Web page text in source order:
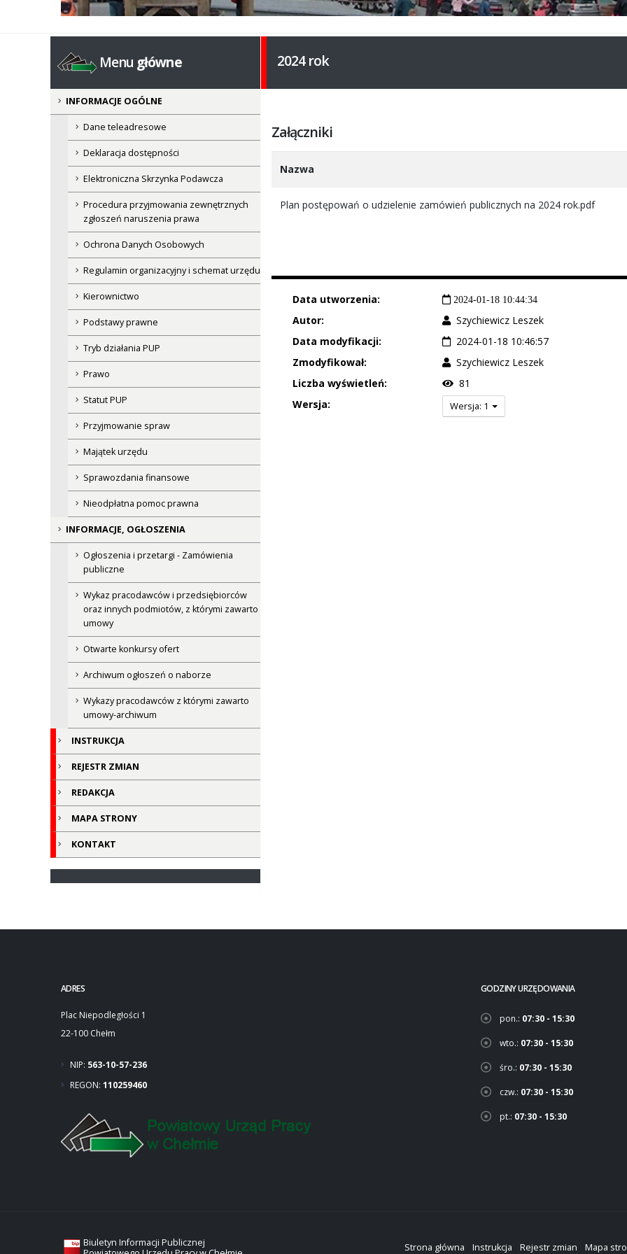
Menu główne
INFORMACJE OGÓLNE
Dane teleadresowe
Deklaracja dostępności
Elektroniczna Skrzynka Podawcza
Procedura przyjmowania zewnętrznych
zgłoszeń naruszenia prawa
Ochrona Danych Osobowych
Regulamin organizacyjny i schemat urzędu
Kierownictwo
Podstawy prawne
Tryb działania PUP
Prawo
Statut PUP
Przyjmowanie spraw
Majątek urzędu
Sprawozdania finansowe
Nieodpłatna pomoc prawna
INFORMACJE, OGŁOSZENIA
Ogłoszenia i przetargi - Zamówienia
publiczne
Wykaz pracodawców i przedsiębiorców
oraz innych podmiotów, z którymi zawarto
umowy
Otwarte konkursy ofert
Archiwum ogłoszeń o naborze
Wykazy pracodawców z którymi zawarto
umowy-archiwum
INSTRUKCJA
REJESTR ZMIAN
REDAKCJA
MAPA STRONY
KONTAKT
2024 rok
Załączniki
Nazwa
Plan postępowań o udzielenie zamówień publicznych na 2024 rok.pdf
Data utworzenia: 2024-01-18 10:44:34
Autor:
Szychiewicz Leszek
Data modyfikacji:
2024-01-18 10:46:57
Zmodyfikował:
Szychiewicz Leszek
Liczba wyświetleń:
81
Wersja:
Wersja: 1
ADRES
Plac Niepodległości 1
22-100 Chełm
NIP: 563-10-57-236
REGON: 110259460
GODZINY URZĘDOWANIA
pon.: 07:30 - 15:30
wto.: 07:30 - 15:30
śro.: 07:30 - 15:30
czw.: 07:30 - 15:30
pt.: 07:30 - 15:30
Biuletyn Informacji Publicznej
Strona główna Instrukcja Rejestr zmian Mapa